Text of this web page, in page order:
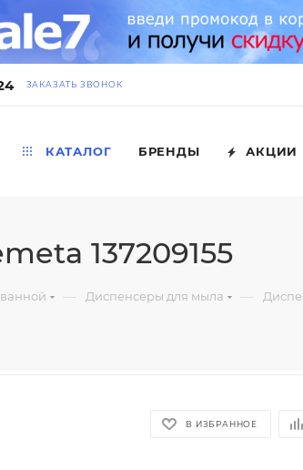
ЗАКАЗАТЬ ЗВОНОК
КАТАЛОГ БРЕНДЫ АКЦИИ
137209155
— Диспенсеры для мыла —
В ИЗБРАННОЕ